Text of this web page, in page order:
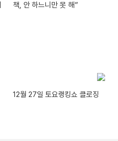
책, 안 하느니만 못 해”
12월 27일 토요랭킹쇼 클로징